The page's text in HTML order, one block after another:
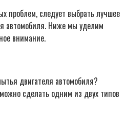
проблем, следует выбрать лучшее
автомобиля. Ниже мы уделим
внимание.
двигателя автомобиля?
сделать одним из двух типов